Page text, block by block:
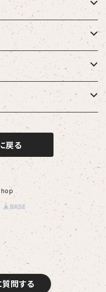
質問する
トドリル
戻る